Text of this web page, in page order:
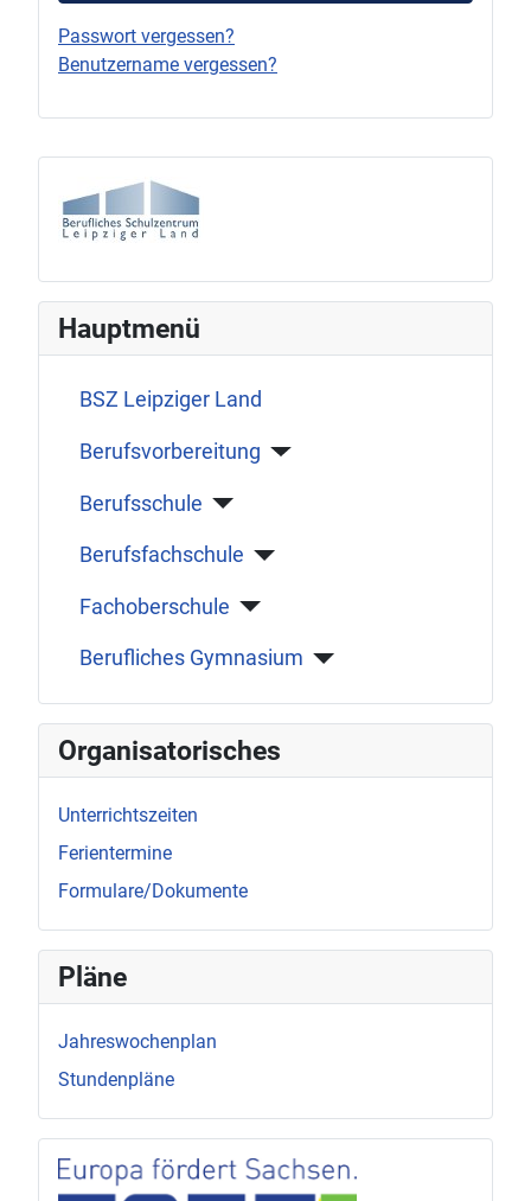
Hauptmenü
BSZ Leipziger Land
Berufsvorbereitung
Berufsschule
Berufsfachschule
Fachoberschule
Berufliches Gymnasium
Organisatorisches
Unterrichtszeiten
Ferientermine
Formulare/Dokumente
Pläne
Jahreswochenplan
Stundenpläne
Passwort vergessen?
Benutzername vergessen?